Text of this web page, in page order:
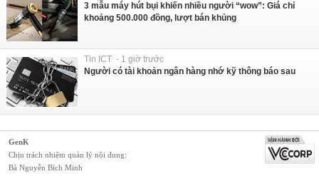
3 mẫu máy hút bụi khiến nhiều người “wow”: Giá chỉ
khoảng 500.000 đồng, lượt bán khủng
Tin ICT - 1 giờ trước
Người có tài khoản ngân hàng nhớ kỹ thông báo sau
GenK
Chịu trách nhiệm quản lý nội dung:
Bà Nguyễn Bích Minh